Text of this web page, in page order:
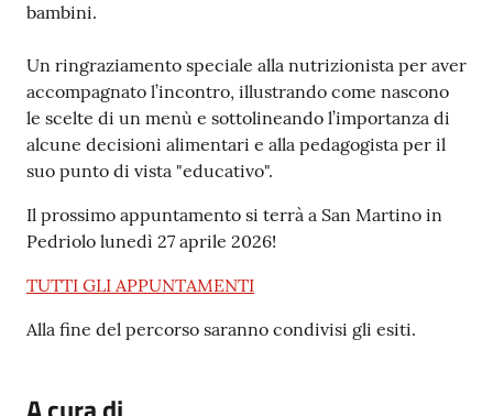
bambini.
Un ringraziamento speciale alla nutrizionista per aver
accompagnato l’incontro, illustrando come nascono
le scelte di un menù e sottolineando l’importanza di
alcune decisioni alimentari e alla pedagogista per il
suo punto di vista "educativo".
Il prossimo appuntamento si terrà a San Martino in
Pedriolo lunedì 27 aprile 2026!
TUTTI GLI APPUNTAMENTI
Alla fine del percorso saranno condivisi gli esiti.